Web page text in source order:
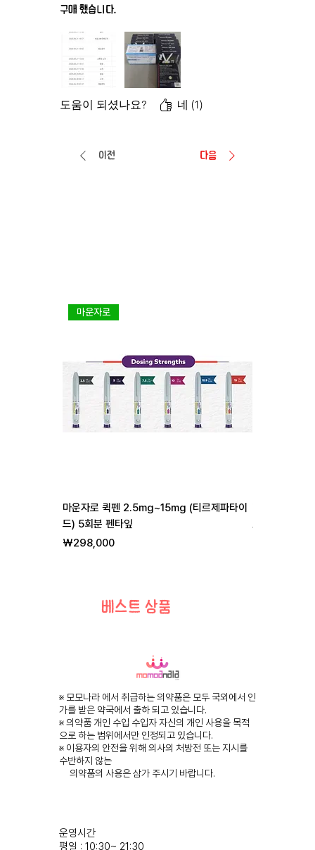
구매 했습니다.
도움이 되셨나요? 네 (1)
이전 다음
마운자로
마운자로 퀵펜 2.5mg~15mg (티르제파타이
드) 5회분 펜타잎
가격
₩298,000
일반가
₩255,000
베스트 상품
※ 모모나라 에서 취급하는 의약품은 모두 국외에서 인
가를 받은 약국에서 출하 되고 있습니다.
※ 의약품 개인 수입 수입자 자신의 개인 사용을 목적
으로 하는 범위에서만 인정되고 있습니다.
※ 이용자의 안전을 위해 의사의 처방전 또는 지시를
수반하지 않는
의약품의 사용은 삼가 주시기 바랍니다.
운영시간
평일 : 10:30~ 21:30